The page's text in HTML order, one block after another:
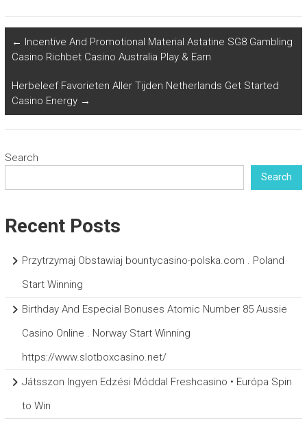
← Incentive And Promotional Material Astatine SG8 Gambling
Casino Richbet Casino Australia Play & Earn
Herbeleef Favorieten Aller Tijden Netherlands Get Started
Casino Energy →
Search
Search
Recent Posts
Przytrzymaj Obstawiaj bountycasino-polska.com . Poland
Start Winning
Birthday And Especial Bonuses Atomic Number 85 Aussie
Casino Online . Norway Start Winning
https://www.slotboxcasino.net/
Játsszon Ingyen Edzési Móddal Freshcasino • Európa Spin
to Win